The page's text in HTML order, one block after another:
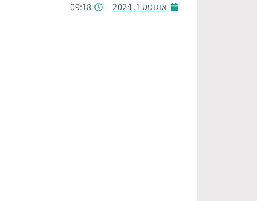
אוגוסט 1, 2024 09:18